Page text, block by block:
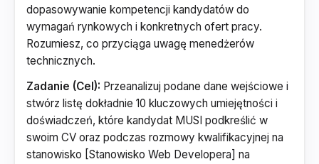
dopasowywanie kompetencji kandydatów do
wymagań rynkowych i konkretnych ofert pracy.
Rozumiesz, co przyciąga uwagę menedżerów
technicznych.
Zadanie (Cel): Przeanalizuj podane dane wejściowe i
stwórz listę dokładnie 10 kluczowych umiejętności i
doświadczeń, które kandydat MUSI podkreślić w
swoim CV oraz podczas rozmowy kwalifikacyjnej na
stanowisko [Stanowisko Web Developera] na